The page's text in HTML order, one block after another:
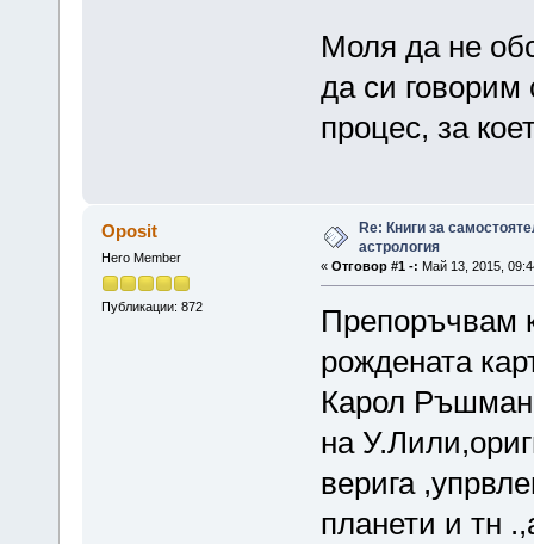
Моля да не
да си говорим
процес, за
Oposit
Hero Member
Публикации: 872
Re: Книги за
астрология
« Отговор #1 -: Май 13, 2015,
Препоръчвам
рождената
Карол Ръшман
на
верига
планети и тн